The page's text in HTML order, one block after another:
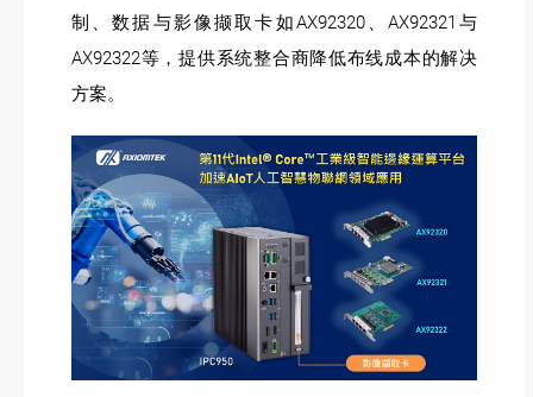
制、数据与影像撷取卡如AX92320、AX92321与
AX92322等，提供系统整合商降低布线成本的解决
方案。